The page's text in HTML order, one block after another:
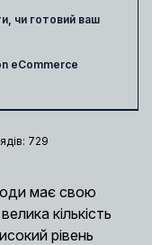
чи готовий ваш
eCommerce
729
має свою
кількість
рівень